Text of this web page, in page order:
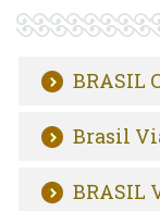
BRASIL
Brasil
BRASIL